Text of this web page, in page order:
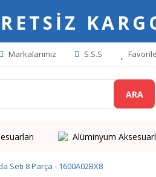
Markalarımız S.S.S
ARA
Alüminyum
Seti 8 Parça - 1600A02BX8